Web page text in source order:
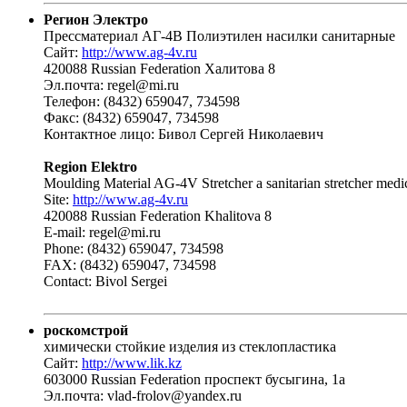
Регион Электро
Прессматериал АГ-4В Полиэтилен насилки санитарные
Сайт: http://www.ag-4v.ru
420088 Russian Federation Халитова 8
Эл.почта: regel@mi.ru
Телефон: (8432) 659047, 734598
Факс: (8432) 659047, 734598
Контактное лицо: Бивол Сергей Николаевич
Region Elektro
Moulding Material AG-4V Stretcher a sanitarian stretcher
Site: http://www.ag-4v.ru
420088 Russian Federation Khalitova 8
E-mail: regel@mi.ru
Phone: (8432) 659047, 734598
FAX: (8432) 659047, 734598
Contact: Bivol Sergei
роскомстрой
химически стойкие изделия из стеклопластика
Сайт: http://www.lik.kz
603000 Russian Federation проспект бусыгина, 1а
Эл.почта: vlad-frolov@yandex.ru